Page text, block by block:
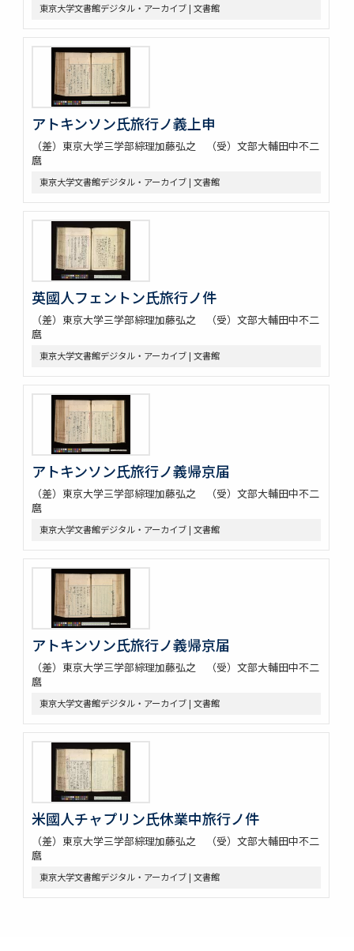
東京大学文書館デジタル・アーカイブ | 文書館
アトキンソン氏旅行ノ義上申
（差）東京大学三学部綜理加藤弘之 （受）文部大輔田中不二
麿
東京大学文書館デジタル・アーカイブ | 文書館
英國人フェントン氏旅行ノ件
（差）東京大学三学部綜理加藤弘之 （受）文部大輔田中不二
麿
東京大学文書館デジタル・アーカイブ | 文書館
アトキンソン氏旅行ノ義帰京届
（差）東京大学三学部綜理加藤弘之 （受）文部大輔田中不二
麿
東京大学文書館デジタル・アーカイブ | 文書館
アトキンソン氏旅行ノ義帰京届
（差）東京大学三学部綜理加藤弘之 （受）文部大輔田中不二
麿
東京大学文書館デジタル・アーカイブ | 文書館
米國人チャプリン氏休業中旅行ノ件
（差）東京大学三学部綜理加藤弘之 （受）文部大輔田中不二
麿
東京大学文書館デジタル・アーカイブ | 文書館